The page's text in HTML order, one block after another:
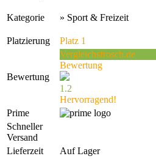
Kategorie » Sport & Freizeit
Platzierung Platz 1
Bewertung
Vergleichsfrosch.de
Bewertung
1.2
Hervorragend!
Prime
Schneller
Versand
Lieferzeit
Auf Lager